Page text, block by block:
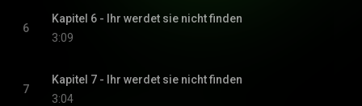
6
Kapitel 6 - Ihr werdet sie nicht finden
3:09
7
Kapitel 7 - Ihr werdet sie nicht finden
3:04